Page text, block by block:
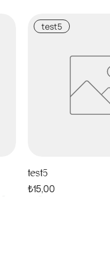
test5
test5
Fiyat
₺15,00